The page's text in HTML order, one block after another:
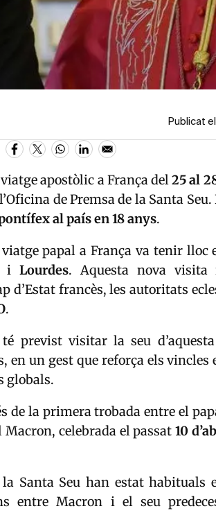
Publicat
apostòlic aFrançadel25 al
de Premsa de la Santa
al país en 18 anys.
papal a França va tenir lloc
iLourdes. Aquesta nova visita
d’Estat francès, les autoritats
.
previst visitar la seu
en un gest que reforça els vincles
globals.
de la primera trobada entre el
Macron, celebrada el passat10
Santa Seu han estat habituals
entre Macron i el seu